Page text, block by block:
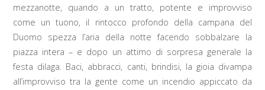
mezzanotte, quando a un tratto, potente e improvviso
come un tuono, il rintocco profondo della campana del
Duomo spezza l’aria della notte facendo sobbalzare la
piazza intera – e dopo un attimo di sorpresa generale la
festa dilaga. Baci, abbracci, canti, brindisi, la gioia divampa
all’improvviso tra la gente come un incendio appiccato da